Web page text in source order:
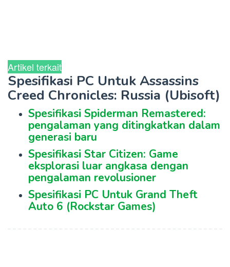
Artikel terkait
Spesifikasi PC Untuk Assassins
Creed Chronicles: Russia (Ubisoft)
Spesifikasi Spiderman Remastered:
pengalaman yang ditingkatkan dalam
generasi baru
Spesifikasi Star Citizen: Game
eksplorasi luar angkasa dengan
pengalaman revolusioner
Spesifikasi PC Untuk Grand Theft
Auto 6 (Rockstar Games)